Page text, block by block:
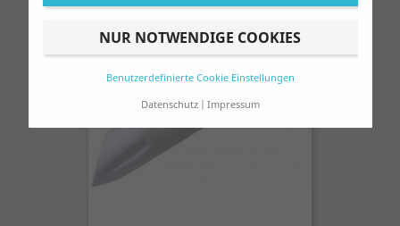
NUR NOTWENDIGE COOKIES
Benutzerdefinierte Cookie Einstellungen
Datenschutz
Impressum